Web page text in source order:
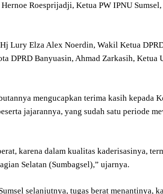
Roesprijadji, Ketua PW IPNU
Lury Elza Alex Noerdin, Wakil Ketua
DPRD Banyuasin, Ahmad Zarkasih, Ketua
mengucapkan terima kasih kepada
jajarannya, yang sudah satu periode
karena dalam kualitas kaderisasinya,
Selatan (Sumbagsel),” ujarnya.
selanjutnya, tugas berat menantinya,